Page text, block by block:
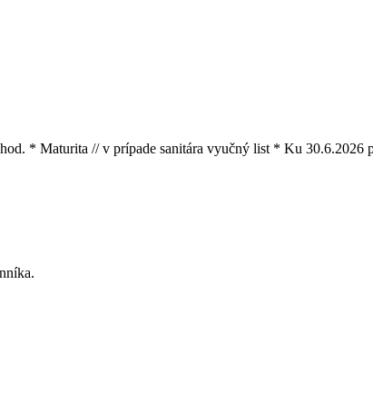
* Maturita // v prípade sanitára vyučný list * Ku 30.6.2026